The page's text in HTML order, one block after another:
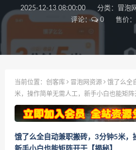
2025-12-13 08:00:00 分类： 冒泡
评论：
0 售价
当前位置： 创客库 冒泡网资源
饿了么全
米，操作简单无需人工，新手小白也能矩阵
饿了么全自动兼职搬砖，3分钟5米，